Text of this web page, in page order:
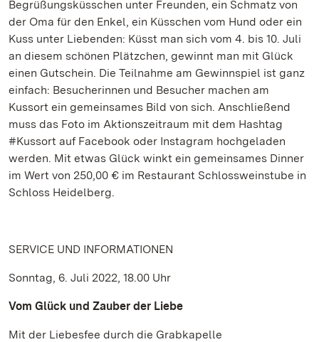
Begrüßungsküsschen unter Freunden, ein Schmatz von
der Oma für den Enkel, ein Küsschen vom Hund oder ein
Kuss unter Liebenden: Küsst man sich vom 4. bis 10. Juli
an diesem schönen Plätzchen, gewinnt man mit Glück
einen Gutschein. Die Teilnahme am Gewinnspiel ist ganz
einfach: Besucherinnen und Besucher machen am
Kussort ein gemeinsames Bild von sich. Anschließend
muss das Foto im Aktionszeitraum mit dem Hashtag
#Kussort auf Facebook oder Instagram hochgeladen
werden. Mit etwas Glück winkt ein gemeinsames Dinner
im Wert von 250,00 € im Restaurant Schlossweinstube in
Schloss Heidelberg.
SERVICE UND INFORMATIONEN
Sonntag, 6. Juli 2022, 18.00 Uhr
Vom Glück und Zauber der Liebe
Mit der Liebesfee durch die Grabkapelle